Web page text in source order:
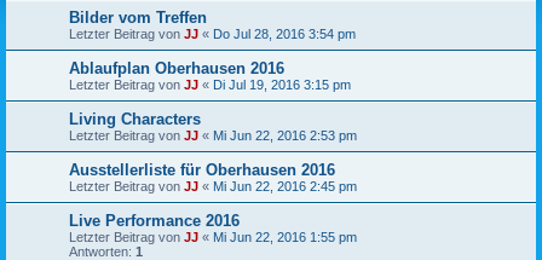
Bilder vom Treffen
Letzter Beitrag von JJ « Do Jul 28, 2016 3:54 pm
Ablaufplan Oberhausen 2016
Letzter Beitrag von JJ « Di Jul 19, 2016 3:15 pm
Living Characters
Letzter Beitrag von JJ « Mi Jun 22, 2016 2:53 pm
Ausstellerliste für Oberhausen 2016
Letzter Beitrag von JJ « Mi Jun 22, 2016 2:45 pm
Live Performance 2016
Letzter Beitrag von JJ « Mi Jun 22, 2016 1:55 pm
Antworten: 1